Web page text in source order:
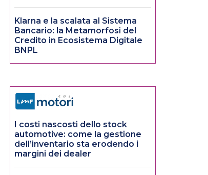
Klarna e la scalata al Sistema
Bancario: la Metamorfosi del
Credito in Ecosistema Digitale
BNPL
I costi nascosti dello stock
automotive: come la gestione
dell’inventario sta erodendo i
margini dei dealer